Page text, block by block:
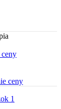
ceny
ceny